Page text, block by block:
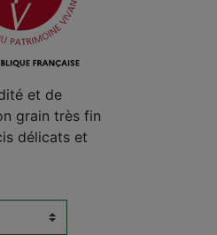
et de
grain très fin
délicats et